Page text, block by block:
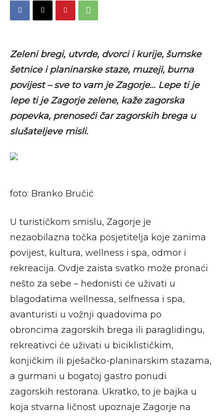
Zeleni bregi, utvrde, dvorci i kurije, šumske
šetnice i planinarske staze, muzeji, burna
povijest – sve to vam je Zagorje… Lepe ti je
lepe ti je Zagorje zelene, kaže zagorska
popevka, prenoseći čar zagorskih brega u
slušateljeve misli.
foto: Branko Bručić
U turističkom smislu, Zagorje je
nezaobilazna točka posjetitelja koje zanima
povijest, kultura, wellness i spa, odmor i
rekreacija. Ovdje zaista svatko može pronaći
nešto za sebe – hedonisti će uživati u
blagodatima wellnessa, selfnessa i spa,
avanturisti u vožnji quadovima po
obroncima zagorskih brega ili paraglidingu,
rekreativci će uživati u biciklističkim,
konjičkim ili pješačko-planinarskim stazama,
a gurmani u bogatoj gastro ponudi
zagorskih restorana. Ukratko, to je bajka u
koja stvarna ličnost upoznaje Zagorje na